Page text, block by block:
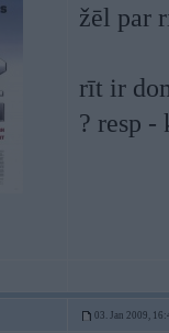
žēl par
rīt ir
? resp -
03. Jan 2009,